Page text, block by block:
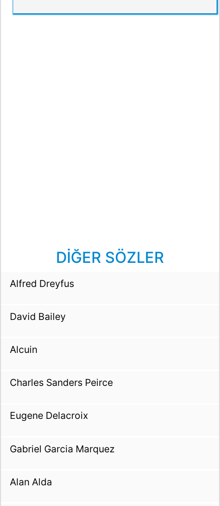
DİĞER SÖZLER
Alfred Dreyfus
David Bailey
Alcuin
Charles Sanders Peirce
Eugene Delacroix
Gabriel Garcia Marquez
Alan Alda